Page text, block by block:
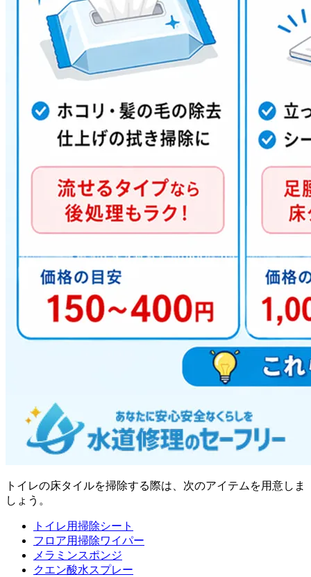
トイレの床タイルを掃除する際は、次のアイテムを用意しま
しょう。
トイレ用掃除シート
フロア用掃除ワイパー
メラミンスポンジ
クエン酸水スプレー